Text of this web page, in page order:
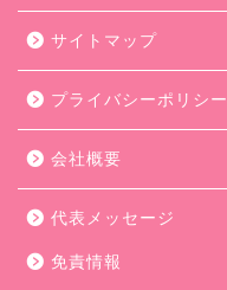
サイトマップ
プライバシーポリシー
会社概要
代表メッセージ
免責情報